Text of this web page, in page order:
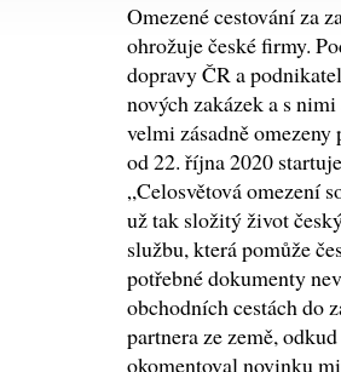
Omezené cestování za
ohrožuje české firmy.
dopravy ČR a
nových zakázek a s
velmi zásadně
od 22. října 2020
„Celosvětová omezení
už tak složitý život
službu, která pomůže
potřebné dokumenty
obchodních cestách do
partnera ze země,
okomentoval novinku